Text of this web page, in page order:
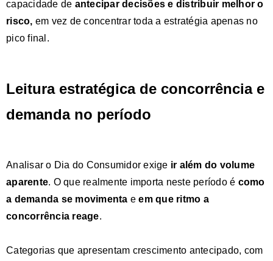
capacidade de antecipar decisões e distribuir melhor o
risco, em vez de concentrar toda a estratégia apenas no
pico final.
Leitura estratégica de concorrência e
demanda no período
Analisar o Dia do Consumidor exige ir além do volume
aparente. O que realmente importa neste período é como
a demanda se movimenta eem que ritmo a
concorrência reage.
Categorias que apresentam crescimento antecipado, com